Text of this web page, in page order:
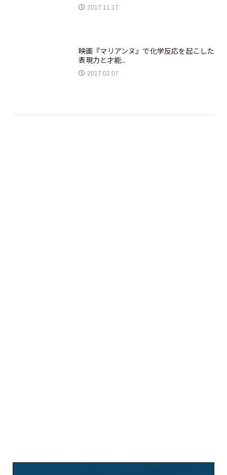
2017.11.17
映画『マリアンヌ』で化学反応を起こした
表現力と才能...
2017.02.07